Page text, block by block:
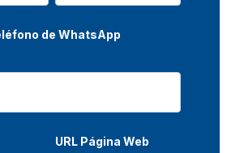
de WhatsApp
URL Página Web